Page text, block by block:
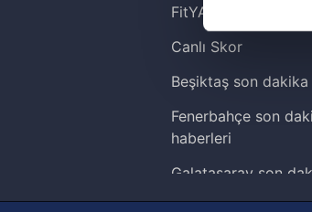
Her
Sizlere daha
çerezler
amacıyla
reklam/
Çerezlere
FitYAŞA
Canlı Skor
Beşiktaş son
Fenerbahçe son
haberleri
Galatasaray son